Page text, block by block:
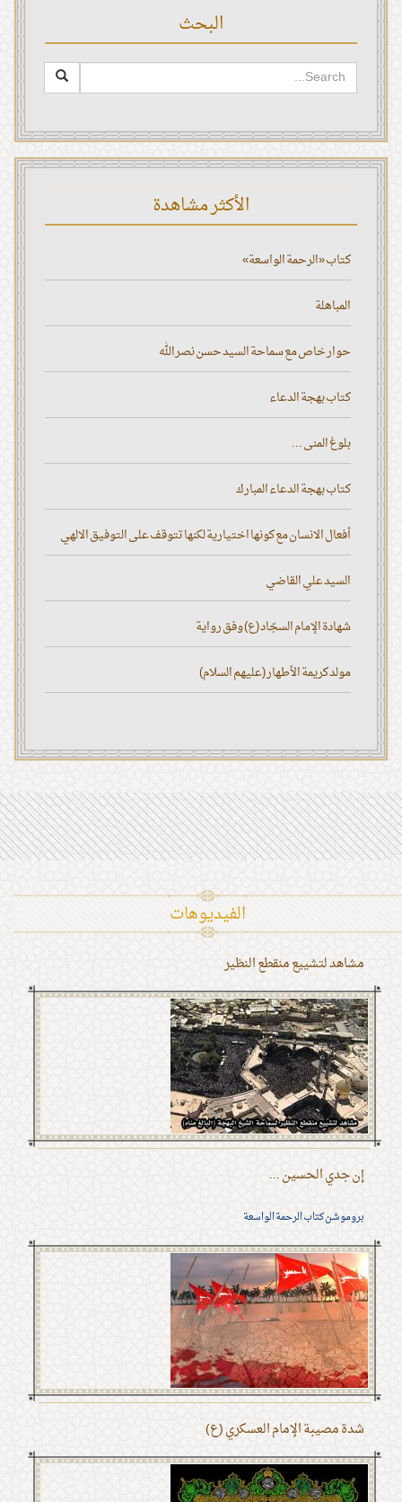
البحث
الأكثر مشاهدة
كتاب «الرحمة الواسعة»
المباهلة
حوار خاص مع سماحة السيد حسن نصر الله
كتاب بهجة الدعاء
بلوغ المنى ...
كتاب بهجة الدعاء المبارك
أفعال الانسان مع كونها اختيارية لكنها تتوقف على التوفيق الالهي
السيد علي القاضي
شهادة الإمام السجّاد (ع) وفق رواية
مولد كريمة الأطهار (عليهم السلام)
الفیدیوهات
مشاهد لتشييع منقطع النظير
إن جدي الحسين ...
بروموشن كتاب الرحمة الواسعة
شدة مصيبة الإمام العسكري (ع)